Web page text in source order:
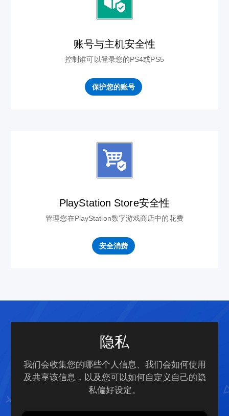
账号与主机安全性
控制谁可以登录您的PS4或PS5
保护您的账号
PlayStation Store安全性
管理您在PlayStation数字游戏商店中的花费
安全消费
隐私
我们会收集您的哪些个人信息、我们会如何使用
及共享该信息，以及您可以如何自定义自己的隐
私偏好设定。